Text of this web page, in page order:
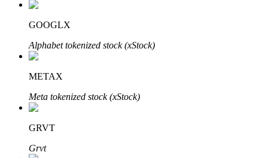
合夥人計劃
GOOGLX
Alphabet tokenized stock (xStock)
METAX
Meta tokenized stock (xStock)
GRVT
Grvt